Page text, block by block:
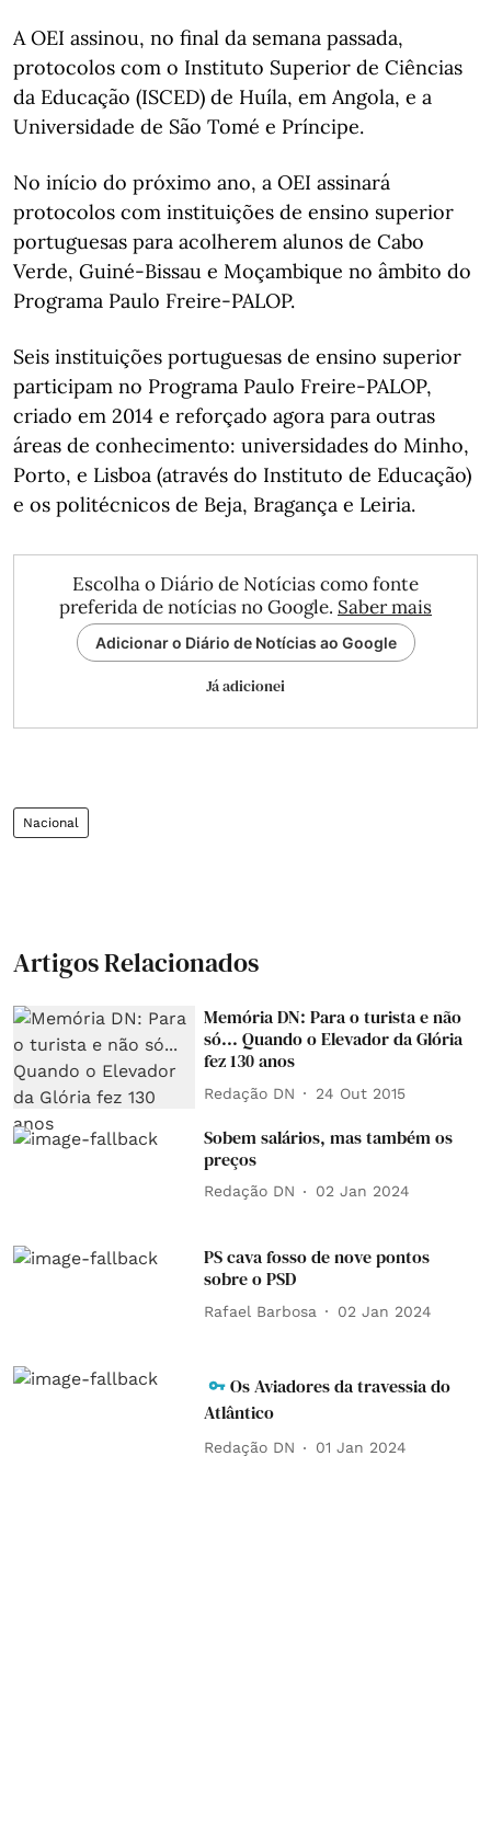
A OEI assinou, no final da semana passada,
protocolos com o Instituto Superior de Ciências
da Educação (ISCED) de Huíla, em Angola, e a
Universidade de São Tomé e Príncipe.
No início do próximo ano, a OEI assinará
protocolos com instituições de ensino superior
portuguesas para acolherem alunos de Cabo
Verde, Guiné-Bissau e Moçambique no âmbito do
Programa Paulo Freire-PALOP.
Seis instituições portuguesas de ensino superior
participam no Programa Paulo Freire-PALOP,
criado em 2014 e reforçado agora para outras
áreas de conhecimento: universidades do Minho,
Porto, e Lisboa (através do Instituto de Educação)
e os politécnicos de Beja, Bragança e Leiria.
Escolha o Diário de Notícias como fonte
preferida de notícias no Google. Saber mais
Adicionar o Diário de Notícias ao Google
Já adicionei
Nacional
Artigos Relacionados
Memória DN: Para o turista e não
só... Quando o Elevador da Glória
fez 130 anos
Redação DN 24 Out 2015
Sobem salários, mas também os
preços
Redação DN 02 Jan 2024
PS cava fosso de nove pontos
sobre o PSD
Rafael Barbosa 02 Jan 2024
Os Aviadores da travessia do
Atlântico
Redação DN 01 Jan 2024